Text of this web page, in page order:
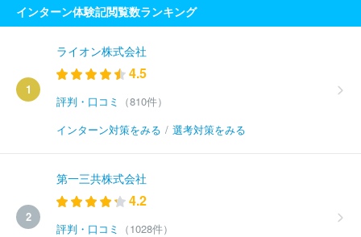
インターン体験記閲覧数ランキング
1
ライオン株式会社
4.5
評判・口コミ
（810件）
インターン対策をみる / 選考対策をみる
2
第一三共株式会社
4.2
評判・口コミ
（1028件）